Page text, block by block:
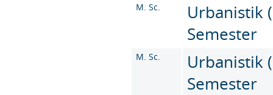
M. Sc.
Urbanistik
Semester
M. Sc.
Urbanistik
Semester